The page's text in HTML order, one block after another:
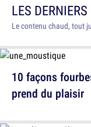
LES DERNIERS
Le contenu chaud, tout
10 façons
prend du plaisir